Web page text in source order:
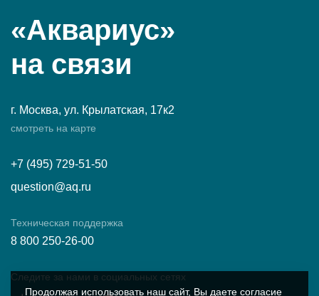
«Аквариус»
на связи
г. Москва, ул. Крылатская, 17к2
смотреть на карте
+7 (495) 729-51-50
question@aq.ru
Техническая поддержка
8 800 250-26-00
Следите за нами в социальных сетях
Продолжая использовать наш сайт, Вы даете согласие